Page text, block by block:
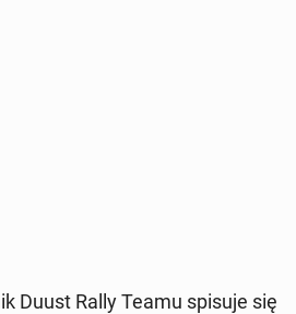
Duust Rally Teamu spisuje się